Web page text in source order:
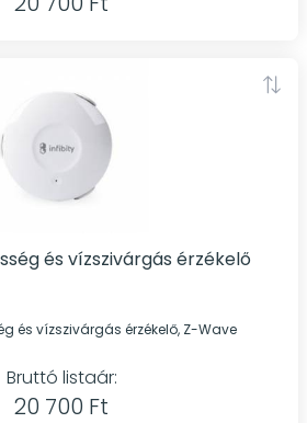
és vízszivárgás érzékelő
és vízszivárgás érzékelő, Z-Wave
Bruttó listaár:
20 700 Ft